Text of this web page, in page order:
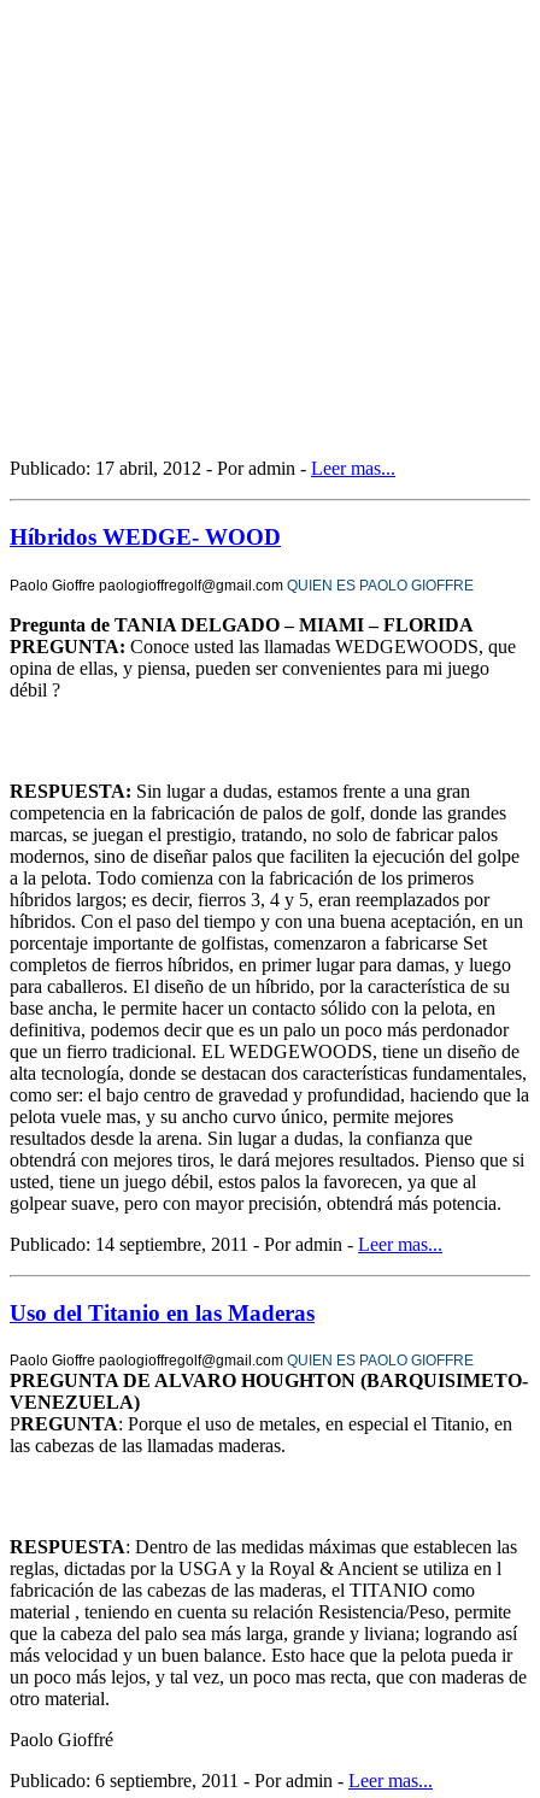
Publicado: 17 abril, 2012 - Por admin - Leer mas...
Híbridos WEDGE- WOOD
Paolo Gioffre paologioffregolf@gmail.com QUIEN ES PAOLO GIOFFRE
Pregunta de TANIA DELGADO – MIAMI – FLORIDA
PREGUNTA: Conoce usted las llamadas WEDGEWOODS, que
opina de ellas, y piensa, pueden ser convenientes para mi juego
débil ?
RESPUESTA: Sin lugar a dudas, estamos frente a una gran
competencia en la fabricación de palos de golf, donde las grandes
marcas, se juegan el prestigio, tratando, no solo de fabricar palos
modernos, sino de diseñar palos que faciliten la ejecución del golpe
a la pelota. Todo comienza con la fabricación de los primeros
híbridos largos; es decir, fierros 3, 4 y 5, eran reemplazados por
híbridos. Con el paso del tiempo y con una buena aceptación, en un
porcentaje importante de golfistas, comenzaron a fabricarse Set
completos de fierros híbridos, en primer lugar para damas, y luego
para caballeros. El diseño de un híbrido, por la característica de su
base ancha, le permite hacer un contacto sólido con la pelota, en
definitiva, podemos decir que es un palo un poco más perdonador
que un fierro tradicional. EL WEDGEWOODS, tiene un diseño de
alta tecnología, donde se destacan dos características fundamentales,
como ser: el bajo centro de gravedad y profundidad, haciendo que la
pelota vuele mas, y su ancho curvo único, permite mejores
resultados desde la arena. Sin lugar a dudas, la confianza que
obtendrá con mejores tiros, le dará mejores resultados. Pienso que si
usted, tiene un juego débil, estos palos la favorecen, ya que al
golpear suave, pero con mayor precisión, obtendrá más potencia.
Publicado: 14 septiembre, 2011 - Por admin - Leer mas...
Uso del Titanio en las Maderas
Paolo Gioffre paologioffregolf@gmail.com QUIEN ES PAOLO GIOFFRE
PREGUNTA DE ALVARO HOUGHTON (BARQUISIMETO-
VENEZUELA)
PREGUNTA: Porque el uso de metales, en especial el Titanio, en
las cabezas de las llamadas maderas.
RESPUESTA: Dentro de las medidas máximas que establecen las
reglas, dictadas por la USGA y la Royal & Ancient se utiliza en l
fabricación de las cabezas de las maderas, el TITANIO como
material , teniendo en cuenta su relación Resistencia/Peso, permite
que la cabeza del palo sea más larga, grande y liviana; logrando así
más velocidad y un buen balance. Esto hace que la pelota pueda ir
un poco más lejos, y tal vez, un poco mas recta, que con maderas de
otro material.
Paolo Gioffré
Publicado: 6 septiembre, 2011 - Por admin - Leer mas...